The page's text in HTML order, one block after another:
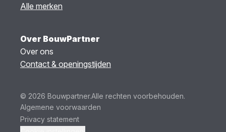
Alle merken
Over BouwPartner
Over ons
Contact & openingstijden
© 2026 Bouwpartner.Alle rechten voorbehouden.
Algemene voorwaarden
Privacy statement